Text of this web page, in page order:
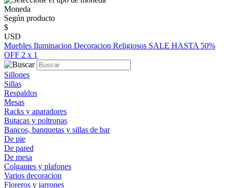
Moneda
Según producto
$
USD
Muebles Iluminacion Decoracion Religiosos SALE HASTA 50%
OFF 2 x 1
Sillones
Sillas
Respaldos
Mesas
Racks y aparadores
Butacas y poltronas
Bancos, banquetas y sillas de bar
De pie
De pared
De mesa
Colgantes y plafones
Varios decoracion
Floreros y jarrones